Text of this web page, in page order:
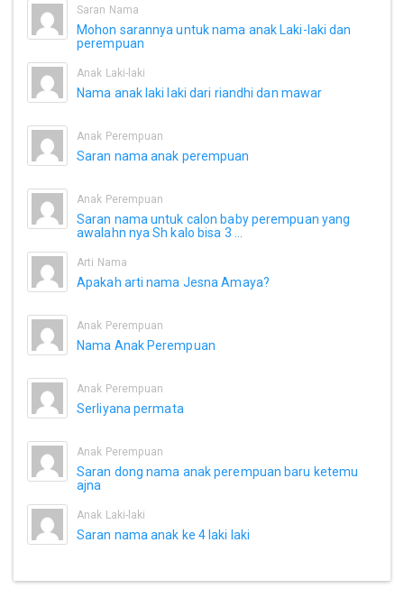
Saran Nama
Mohon sarannya untuk nama anak Laki-laki dan
perempuan
Anak Laki-laki
Nama anak laki laki dari riandhi dan mawar
Anak Perempuan
Saran nama anak perempuan
Anak Perempuan
Saran nama untuk calon baby perempuan yang
awalahn nya Sh kalo bisa 3 ...
Arti Nama
Apakah arti nama Jesna Amaya?
Anak Perempuan
Nama Anak Perempuan
Anak Perempuan
Serliyana permata
Anak Perempuan
Saran dong nama anak perempuan baru ketemu
ajna
Anak Laki-laki
Saran nama anak ke 4 laki laki